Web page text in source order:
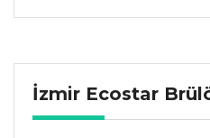
İzmir Ecostar